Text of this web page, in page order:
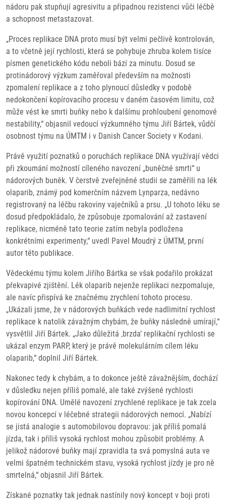
nádoru pak stupňují agresivitu a připadnou rezistenci vůči léčbě
a schopnost metastazovat.
„Proces replikace DNA proto musí být velmi pečlivě kontrolován,
a to včetně její rychlosti, která se pohybuje zhruba kolem tisíce
písmen genetického kódu neboli bází za minutu. Dosud se
protinádorový výzkum zaměřoval především na možnosti
zpomalení replikace a z toho plynoucí důsledky v podobě
nedokončení kopírovacího procesu v daném časovém limitu, což
může vést ke smrti buňky nebo k dalšímu prohloubení genomové
nestability,“ objasnil vedoucí výzkumného týmu Jiří Bártek, vůdčí
osobnost týmu na ÚMTM i v Danish Cancer Society v Kodani.
Právě využití poznatků o poruchách replikace DNA využívají vědci
při zkoumání možností cíleného navození „buněčné smrti“ u
nádorových buněk. V čerstvě zveřejněné studii se zaměřili na lék
olaparib, známý pod komerčním názvem Lynparza, nedávno
registrovaný na léčbu rakoviny vaječníků a prsu. „U tohoto léku se
dosud předpokládalo, že způsobuje zpomalování až zastavení
replikace, nicméně tato teorie zatím nebyla podložena
konkrétními experimenty,“ uvedl Pavel Moudrý z ÚMTM, první
autor této publikace.
Vědeckému týmu kolem Jiřího Bártka se však podařilo prokázat
překvapivé zjištění. Lék olaparib nejenže replikaci nezpomaluje,
ale navíc přispívá ke značnému zrychlení tohoto procesu.
„Ukázali jsme, že v nádorových buňkách vede nadlimitní rychlost
replikace k natolik závažným chybám, že buňky následně umírají,“
vysvětlil Jiří Bártek. „Jako důležitá ‚brzda‘ replikační rychlosti se
ukázal enzym PARP, který je právě molekulárním cílem léku
olaparib,“ doplnil Jiří Bártek.
Nakonec tedy k chybám, a to dokonce ještě závažnějším, dochází
v důsledku nejen příliš pomalé, ale také zvýšené rychlosti
kopírování DNA. Umělé navození zrychlené replikace je tak zcela
novou koncepcí v léčebné strategii nádorových nemocí. „Nabízí
se jistá analogie s automobilovou dopravou: jak příliš pomalá
jízda, tak i příliš vysoká rychlost mohou způsobit problémy. A
jelikož nádorové buňky mají zpravidla ta svá pomyslná auta ve
velmi špatném technickém stavu, vysoká rychlost jízdy je pro ně
smrtelná,“ objasnil Jiří Bártek.
Získané poznatky tak jednak nastínily nový koncept v boji proti